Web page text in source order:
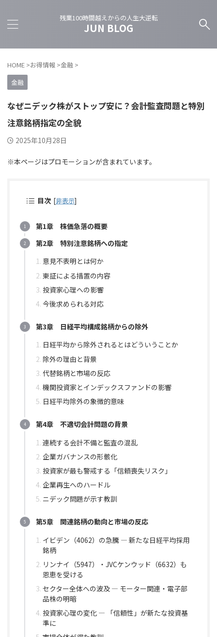
残業100時間越えからの人生大逆転
JUN BLOG
HOME >お得情報 >金融 >
金融
なぜニデック株がストップ安に？会計監査問題と特別
注意銘柄指定の全貌
2025年10月28日
※本ページはプロモーションが含まれています。
目次 [非表示]
第1章 株価急落の概要
第2章 特別注意銘柄への指定
意見不表明とは何か
東証による措置の内容
投資家心理への影響
今後求められる対応
第3章 日経平均構成銘柄からの除外
日経平均から除外されるとはどういうことか
除外の理由と背景
代替銘柄と市場の反応
機関投資家とインデックスファンドの影響
日経平均除外の象徴的意味
第4章 不適切会計問題の背景
連続する会計不備と監査の混乱
企業ガバナンスの形骸化
投資家が最も警戒する「信頼喪失リスク」
企業再生へのハードル
ニデック問題が示す教訓
第5章 関連銘柄の動向と市場の反応
イビデン（4062）の急騰 ― 新たな日経平均採用
銘柄
リンナイ（5947）・JVCケンウッド（6632）も
恩恵を受ける
セクター全体への波及 ― モーター関連・電子部
品株の明暗
投資家心理の変化 ― 「信頼性」が新たな投資基
準に